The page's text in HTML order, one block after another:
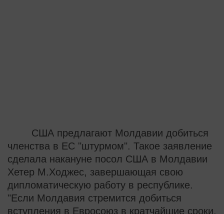
США предлагают Молдавии добиться
членства в ЕС "штурмом". Такое заявление
сделала накануне посол США в Молдавии
Хетер М.Ходжес, завершающая свою
дипломатическую работу в республике.
"Если Молдавия стремится добиться
вступления в Евросоюз в кратчайшие сроки,